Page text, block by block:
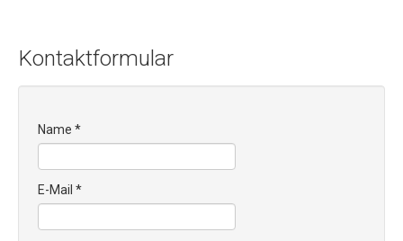
Kontaktformular
Name *
E-Mail *